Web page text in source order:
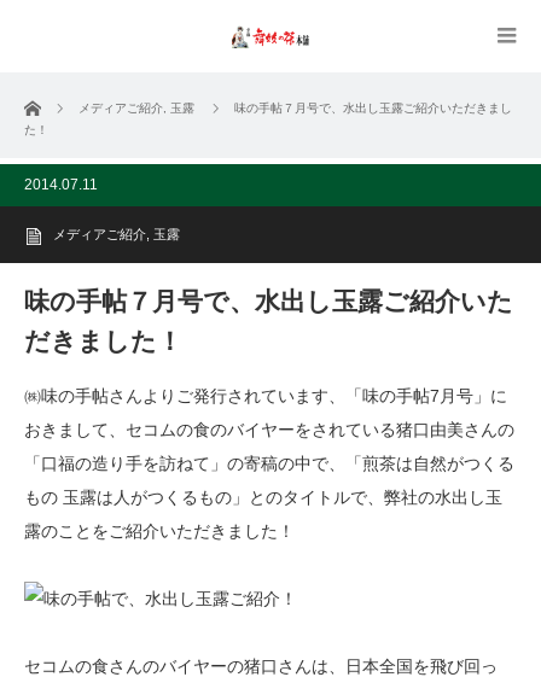
ホーム メディアご紹介 玉露
味の手帖７月号で、水出し玉露ご紹介いただきまし
た！
2014.07.11
メディアご紹介 玉露
味の手帖７月号で、水出し玉露ご紹介いた
だきました！
㈱味の手帖さんよりご発行されています、「味の手帖7月号」に
おきまして、セコムの食のバイヤーをされている猪口由美さんの
「口福の造り手を訪ねて」の寄稿の中で、「煎茶は自然がつくる
もの 玉露は人がつくるもの」とのタイトルで、弊社の水出し玉
露のことをご紹介いただきました！
セコムの食さんのバイヤーの猪口さんは、日本全国を飛び回っ